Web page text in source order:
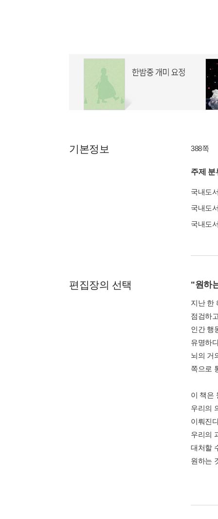
기본정보 388쪽
주제 분
국내도
국내도
국내도
편집장의 선택 "원하
지난 한
점검하
인간 행
유명하
뇌의 거
쪽으로
이 책은
우리의
이뤄진
우리의
대처할
원하는